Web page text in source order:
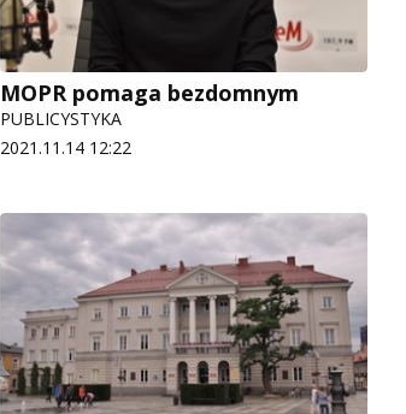
MOPR pomaga bezdomnym
PUBLICYSTYKA
2021.11.14 12:22